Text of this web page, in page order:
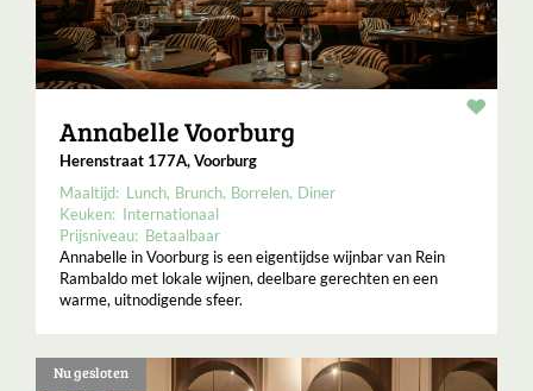
Annabelle Voorburg
Herenstraat 177A, Voorburg
Maaltijd: Lunch Brunch Borrelen Diner
Keuken: Internationaal
Prijsniveau: Betaalbaar
Annabelle in Voorburg is een eigentijdse wijnbar van Rein
Rambaldo met lokale wijnen, deelbare gerechten en een
warme, uitnodigende sfeer.
Nu gesloten